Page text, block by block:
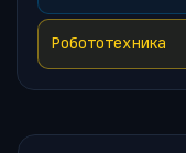
Робототехника